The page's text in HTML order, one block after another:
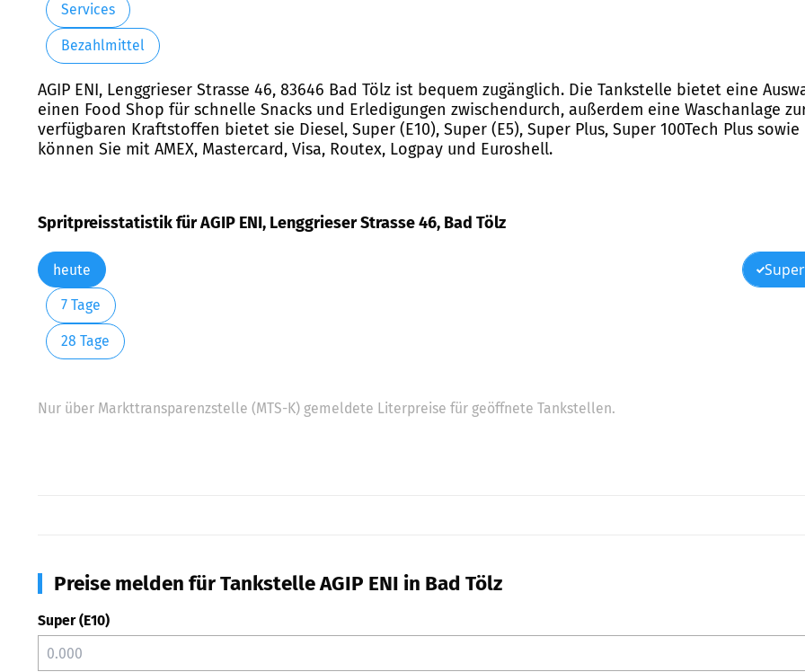
Services
Bezahlmittel
AGIP ENI, Lenggrieser Strasse 46, 83646 Bad Tölz ist bequem zugänglich. Die Tankstelle bietet eine
einen Food Shop für schnelle Snacks und Erledigungen zwischendurch, außerdem eine Waschanlage
verfügbaren Kraftstoffen bietet sie Diesel, Super (E10), Super (E5), Super Plus, Super 100Tech Plus sowie
können Sie mit AMEX, Mastercard, Visa, Routex, Logpay und Euroshell.
Spritpreisstatistik für AGIP ENI, Lenggrieser Strasse 46, Bad Tölz
heute
7 Tage
28 Tage
Nur über Markttransparenzstelle (MTS-K) gemeldete Literpreise für geöffnete Tankstellen.
Preise melden für Tankstelle AGIP ENI in Bad Tölz
Super (E10)